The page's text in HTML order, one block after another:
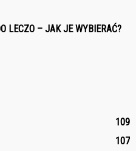
LECZO – JAK JE WYBIERAĆ?
109
107